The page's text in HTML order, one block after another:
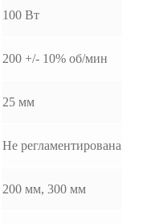
100 Вт
200 +/- 10% об/мин
25 мм
Не регламентирована
200 мм, 300 мм